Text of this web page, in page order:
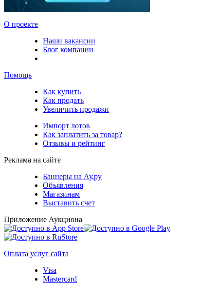
О проекте
Наши вакансии
Блог компании
Помощь
Как купить
Как продать
Увеличить продажи
Импорт лотов
Как заплатить за товар?
Отзывы и рейтинг
Реклама на сайте
Баннеры на Ау.ру
Объявления
Магазинам
Выставить счет
Приложение Аукциона
Оплата услуг сайта
Visa
Mastercard